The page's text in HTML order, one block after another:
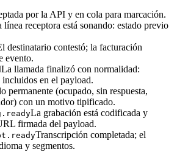
por la API y en cola para marcación.
línea receptora está sonando: estado previo
destinatario contestó; la facturación
evento.
La llamada finalizó con normalidad:
en el payload.
permanente (ocupado, sin respuesta,
con un motivo tipificado.
La grabación está codificada y
firmada del payload.
Transcripción completada; el
y segmentos.